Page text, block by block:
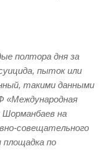
полтора дня за
пыток или
такими данными
«Международная
Шорманбаев на
совещательного
по